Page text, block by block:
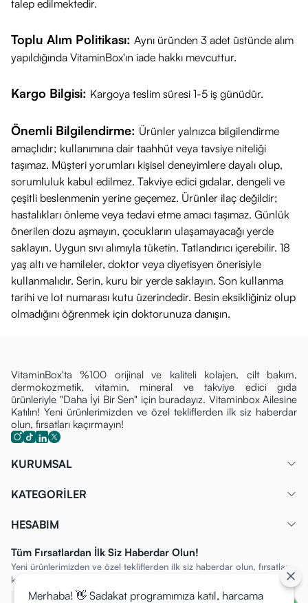
talep edilmektedir.
Toplu Alım Politikası: Aynı üründen 3 adet üstünde alım
yapıldığında VitaminBox'ın iade hakkı mevcuttur.
Kargo Bilgisi: Kargoya teslim süresi 1-5 iş günüdür.
Önemli Bilgilendirme: Ürünler yalnızca bilgilendirme
amaçlıdır; kullanımına dair taahhüt veya tavsiye niteliği
taşımaz. Müşteri yorumları kişisel deneyimlere dayalı olup,
sorumluluk kabul edilmez. Takviye edici gıdalar, dengeli ve
çeşitli beslenmenin yerine geçemez. Ürünler ilaç değildir;
hastalıkları önleme veya tedavi etme amacı taşımaz. Günlük
önerilen dozu aşmayın, çocukların ulaşamayacağı yerde
saklayın. Uygun sıvı alımıyla tüketin. Tatlandırıcı içerebilir. 18
yaş altı ve hamileler, doktor veya diyetisyen önerisiyle
kullanmalıdır. Serin, kuru bir yerde saklayın. Son kullanma
tarihi ve lot numarası kutu üzerindedir. Besin eksikliğiniz olup
olmadığını öğrenmek için doktorunuza danışın.
VitaminBox'ta %100 orijinal ve kaliteli kolajen, cilt bakım,
dermokozmetik, vitamin, mineral ve takviye edici gıda
ürünleriyle "Daha İyi Bir Sen" için buradayız. Vitaminbox Ailesine
Katılın! Yeni ürünlerimizden ve özel tekliflerden ilk siz haberdar
olun, fırsatları kaçırmayın!
KURUMSAL
KATEGORİLER
HESABIM
Tüm Fırsatlardan İlk Siz Haberdar Olun!
Yeni ürünlerimizden ve özel tekliflerden ilk siz haberdar olun, fırsatları
kaçırmayın!
Merhaba! 👋 Sadakat programımıza katıl, harcama